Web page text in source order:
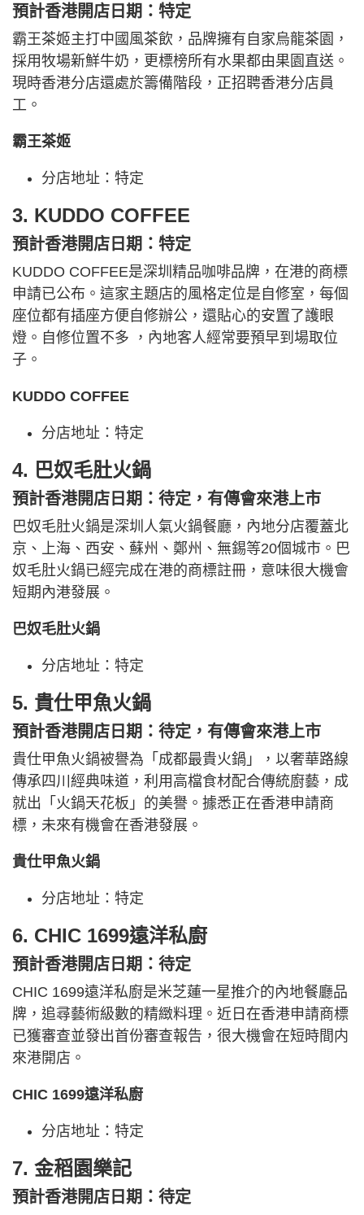
預計香港開店日期：特定
霸王茶姬主打中國風茶飲，品牌擁有自家烏龍茶園，
採用牧場新鮮牛奶，更標榜所有水果都由果園直送。
現時香港分店還處於籌備階段，正招聘香港分店員
工。
霸王茶姬
分店地址：特定
3. KUDDO COFFEE
預計香港開店日期：特定
KUDDO COFFEE是深圳精品咖啡品牌，在港的商標
申請已公布。這家主題店的風格定位是自修室，每個
座位都有插座方便自修辦公，還貼心的安置了護眼
燈。自修位置不多 ，內地客人經常要預早到場取位
子。
KUDDO COFFEE
分店地址：特定
4. 巴奴毛肚火鍋
預計香港開店日期：待定，有傳會來港上市
巴奴毛肚火鍋是深圳人氣火鍋餐廳，內地分店覆蓋北
京、上海、西安、蘇州、鄭州、無錫等20個城市。巴
奴毛肚火鍋已經完成在港的商標註冊，意味很大機會
短期內港發展。
巴奴毛肚火鍋
分店地址：特定
5. 貴仕甲魚火鍋
預計香港開店日期：待定，有傳會來港上市
貴仕甲魚火鍋被譽為「成都最貴火鍋」，以奢華路線
傳承四川經典味道，利用高檔食材配合傳統廚藝，成
就出「火鍋天花板」的美譽。據悉正在香港申請商
標，未來有機會在香港發展。
貴仕甲魚火鍋
分店地址：特定
6. CHIC 1699遠洋私廚
預計香港開店日期：待定
CHIC 1699遠洋私廚是米芝蓮一星推介的內地餐廳品
牌，追尋藝術級數的精緻料理。近日在香港申請商標
已獲審查並發出首份審查報告，很大機會在短時間内
來港開店。
CHIC 1699遠洋私廚
分店地址：特定
7. 金稻園樂記
預計香港開店日期：待定